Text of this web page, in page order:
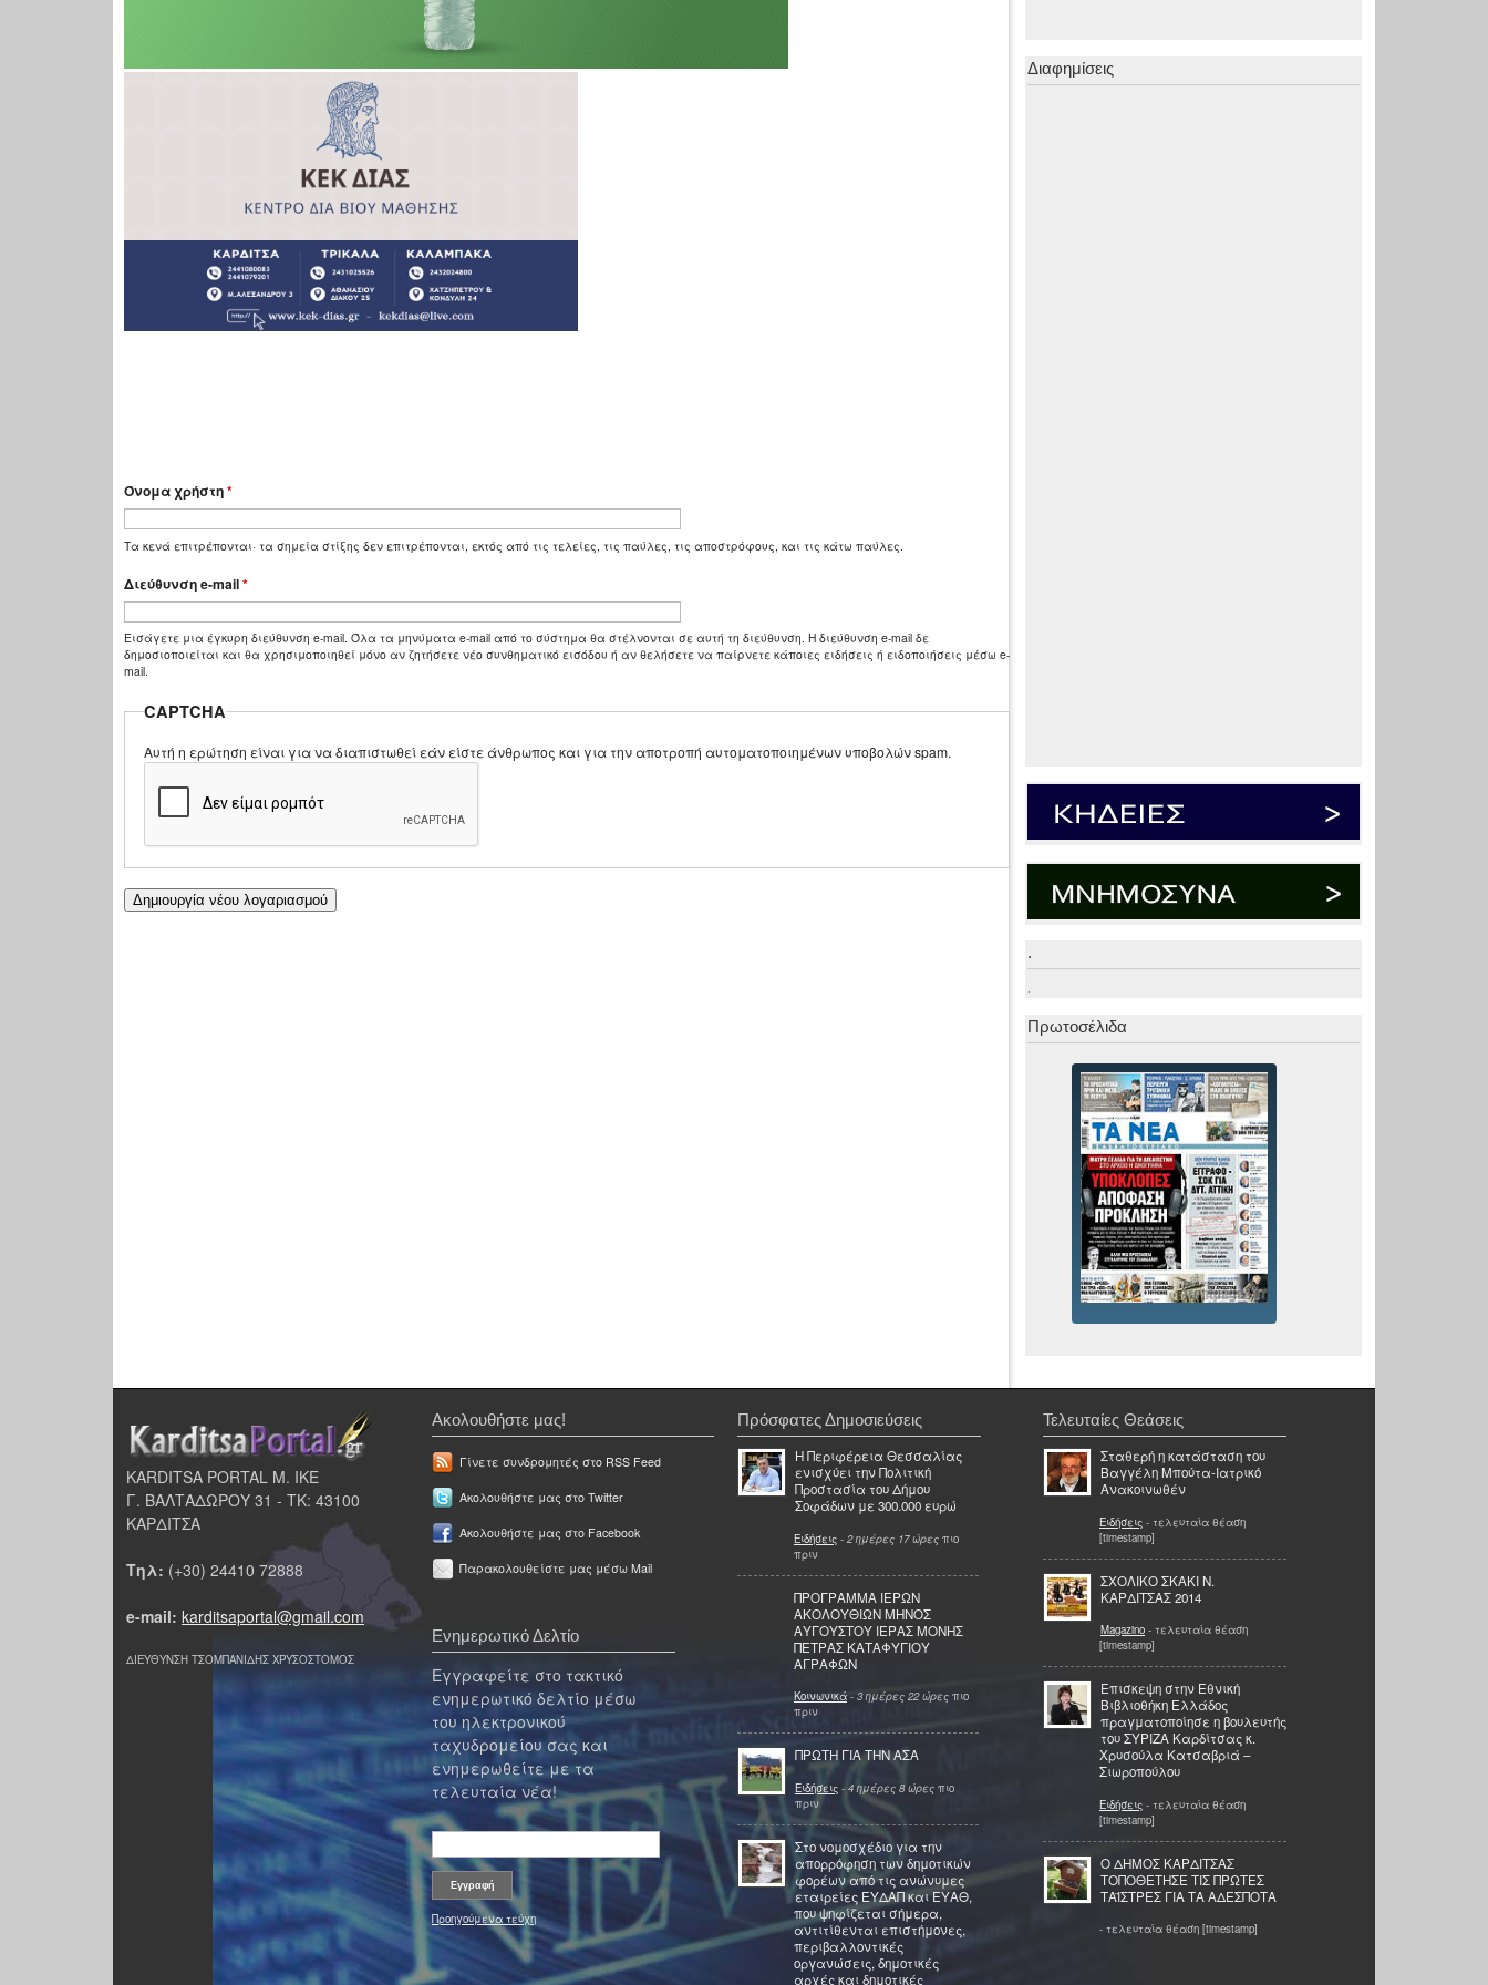
Όνομα χρήστη*
Τα κενά επιτρέπονται· τα σημεία στίξης δεν επιτρέπονται, εκτός από τις τελείες, τις παύλες, τις αποστρόφους, και τις κάτω παύλες.
Διεύθυνση e-mail*
Εισάγετε μια έγκυρη διεύθυνση e-mail. Όλα τα μηνύματα e-mail από το σύστημα θα στέλνονται σε αυτή τη διεύθυνση. Η διεύθυνση e-mail δε
δημοσιοποιείται και θα χρησιμοποιηθεί μόνο αν ζητήσετε νέο συνθηματικό εισόδου ή αν θελήσετε να παίρνετε κάποιες ειδήσεις ή ειδοποιήσεις μέσω e-
mail.
CAPTCHA
Αυτή η ερώτηση είναι για να διαπιστωθεί εάν είστε άνθρωπος και για την αποτροπή αυτοματοποιημένων υποβολών spam.
Διαφημίσεις
.
.
Πρωτοσέλιδα
KARDITSA PORTAL Μ. ΙΚΕ
Γ. ΒΑΛΤΑΔΩΡΟΥ 31 - ΤΚ: 43100
ΚΑΡΔΙΤΣΑ
Τηλ: (+30) 24410 72888
e-mail: karditsaportal@gmail.com
ΔΙΕΥΘΥΝΣΗ ΤΣΟΜΠΑΝΙΔΗΣ ΧΡΥΣΟΣΤΟΜΟΣ
Ακολουθήστε μας!
Γίνετε συνδρομητές στο RSS Feed
Ακολουθήστε μας στο Twitter
Ακολουθήστε μας στο Facebook
Παρακολουθείστε μας μέσω Mail
Ενημερωτικό Δελτίο
Εγγραφείτε στο τακτικό
ενημερωτικό δελτίο μέσω
του ηλεκτρονικού
ταχυδρομείου σας και
ενημερωθείτε με τα
τελευταία νέα!
Προηγούμενα τεύχη
Πρόσφατες Δημοσιεύσεις
Η Περιφέρεια Θεσσαλίας
ενισχύει την Πολιτική
Προστασία του Δήμου
Σοφάδων με 300.000 ευρώ
Ειδήσεις - 2 ημέρες 17 ώρες πιο
πριν
ΠΡΟΓΡΑΜΜΑ ΙΕΡΩΝ
ΑΚΟΛΟΥΘΙΩΝ ΜΗΝΟΣ
ΑΥΓΟΥΣΤΟΥ ΙΕΡΑΣ ΜΟΝΗΣ
ΠΕΤΡΑΣ ΚΑΤΑΦΥΓΙΟΥ
ΑΓΡΑΦΩΝ
Κοινωνικά - 3 ημέρες 22 ώρες πιο
πριν
ΠΡΩΤΗ ΓΙΑ ΤΗΝ ΑΣΑ
Ειδήσεις - 4 ημέρες 8 ώρες πιο
πριν
Στο νομοσχέδιο για την
απορρόφηση των δημοτικών
φορέων από τις ανώνυμες
εταιρείες ΕΥΔΑΠ και ΕΥΑΘ,
που ψηφίζεται σήμερα,
αντιτίθενται επιστήμονες,
περιβαλλοντικές
οργανώσεις, δημοτικές
αρχές και δημοτικές
Τελευταίες Θεάσεις
Σταθερή η κατάσταση του
Βαγγέλη Μπούτα-Ιατρικό
Ανακοινωθέν
Ειδήσεις - τελευταία θέαση
[timestamp]
ΣΧΟΛΙΚΟ ΣΚΑΚΙ Ν.
ΚΑΡΔΙΤΣΑΣ 2014
Magazino - τελευταία θέαση
[timestamp]
Επισκεψη στην Εθνική
Βιβλιοθήκη Ελλάδος
πραγματοποίησε η βουλευτής
του ΣΥΡΙΖΑ Καρδίτσας κ.
Χρυσούλα Κατσαβριά –
Σιωροπούλου
Ειδήσεις - τελευταία θέαση
[timestamp]
Ο ΔΗΜΟΣ ΚΑΡΔΙΤΣΑΣ
ΤΟΠΟΘΕΤΗΣΕ ΤΙΣ ΠΡΩΤΕΣ
ΤΑΪΣΤΡΕΣ ΓΙΑ ΤΑ ΑΔΕΣΠΟΤΑ
- τελευταία θέαση [timestamp]